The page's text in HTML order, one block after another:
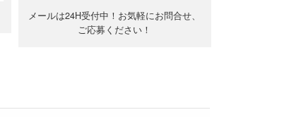
メールは24H受付中！お気軽にお問合せ、
ご応募ください！